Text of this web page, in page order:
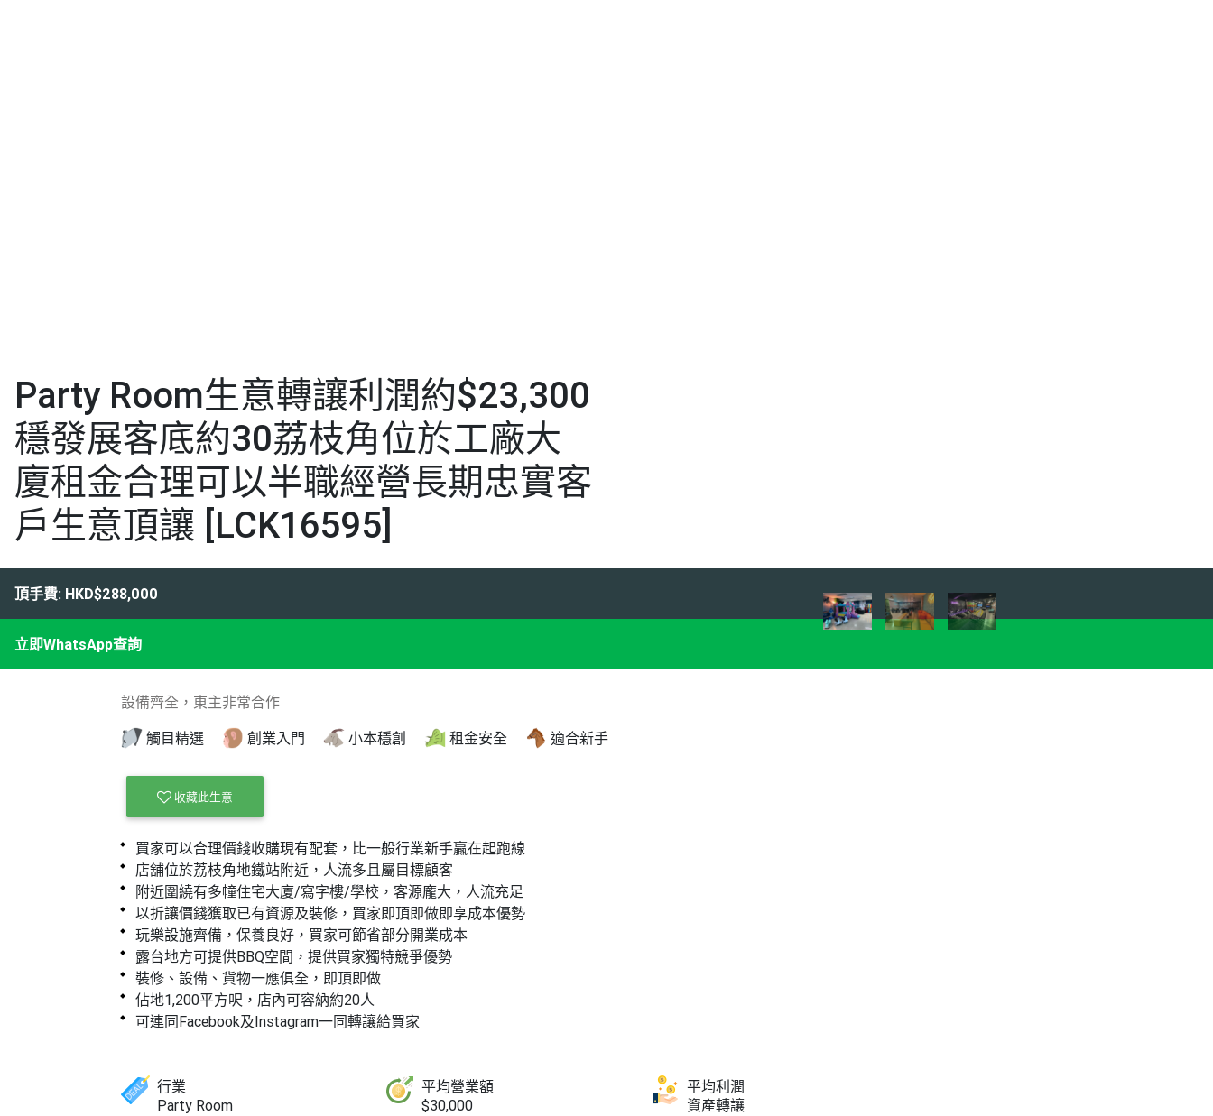
Party Room生意轉讓利潤約$23,300
穩發展客底約30荔枝角位於工廠大
廈租金合理可以半職經營長期忠實客
戶生意頂讓 [LCK16595]
頂手費: HKD$288,000
立即WhatsApp查詢
設備齊全，東主非常合作
觸目精選
創業入門 小本穩創 租金安全 適合新手
收藏此生意
買家可以合理價錢收購現有配套，比一般行業新手贏在起跑線
店舖位於荔枝角地鐵站附近，人流多且屬目標顧客
附近圍繞有多幢住宅大廈/寫字樓/學校，客源龐大，人流充足
以折讓價錢獲取已有資源及裝修，買家即頂即做即享成本優勢
玩樂設施齊備，保養良好，買家可節省部分開業成本
露台地方可提供BBQ空間，提供買家獨特競爭優勢
裝修、設備、貨物一應俱全，即頂即做
佔地1,200平方呎，店內可容納約20人
可連同Facebook及Instagram一同轉讓給買家
行業
Party Room
平均營業額
$30,000
平均利潤
資產轉讓